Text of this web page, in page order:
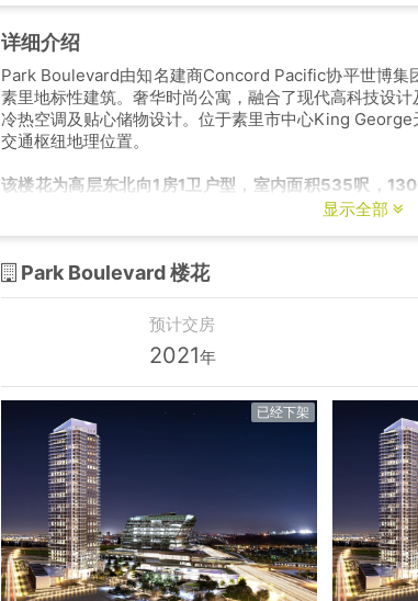
详细介绍
Park Boulevard由知名建商Concord Pacific协平世博集
素里地标性建筑。奢华时尚公寓，融合了现代高科技设
冷热空调及贴心储物设计。位于素里市中心King
交通枢纽地理位置。
该楼花为高层东北向1房1卫户型，室内面积535呎，
显示全部
Park Boulevard 楼花
预计交房
2021年
已经下架